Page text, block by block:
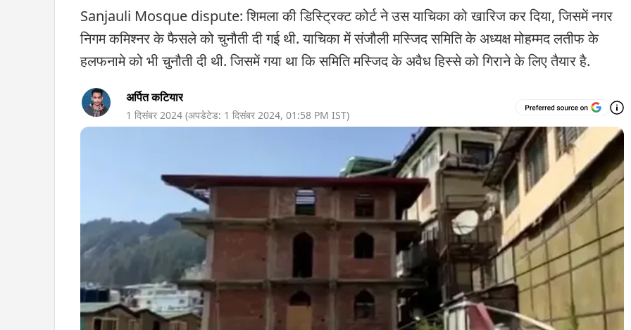
Sanjauli Mosque dispute: शिमला की डिस्ट्रिक्ट कोर्ट ने उस याचिका को खारिज कर दिया, जिसमें नगर
निगम कमिश्नर के फैसले को चुनौती दी गई थी. याचिका में संजौली मस्जिद समिति के अध्यक्ष मोहम्मद लतीफ के
हलफनामे को भी चुनौती दी थी. जिसमें गया था कि समिति मस्जिद के अवैध हिस्से को गिराने के लिए तैयार है.
अर्पित कटियार
1 दिसंबर 2024 (अपडेटेड: 1 दिसंबर 2024, 01:58 PM IST)